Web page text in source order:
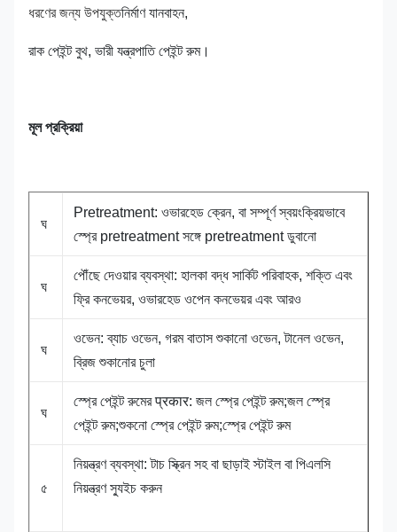
ধরণের জন্য উপযুক্তনির্মাণ যানবাহন,
রাক পেইন্ট বুথ, ভারী যন্ত্রপাতি পেইন্ট রুম।
মূল প্রক্রিয়া
ঘ
Pretreatment: ওভারহেড ক্রেন, বা সম্পূর্ণ স্বয়ংক্রিয়ভাবে
স্প্রে pretreatment সঙ্গে pretreatment ডুবানো
ঘ
পৌঁছে দেওয়ার ব্যবস্থা: হালকা বদ্ধ সার্কিট পরিবাহক, শক্তি এবং
ফ্রি কনভেয়র, ওভারহেড ওপেন কনভেয়র এবং আরও
ঘ
ওভেন: ব্যাচ ওভেন, গরম বাতাস শুকানো ওভেন, টানেল ওভেন,
ব্রিজ শুকানোর চুলা
ঘ
স্প্রে পেইন্ট রুমের प्रकार: জল স্প্রে পেইন্ট রুম;জল স্প্রে
পেইন্ট রুম;শুকনো স্প্রে পেইন্ট রুম;স্প্রে পেইন্ট রুম
৫
নিয়ন্ত্রণ ব্যবস্থা: টাচ স্ক্রিন সহ বা ছাড়াই স্টাইল বা পিএলসি
নিয়ন্ত্রণ স্যুইচ করুন